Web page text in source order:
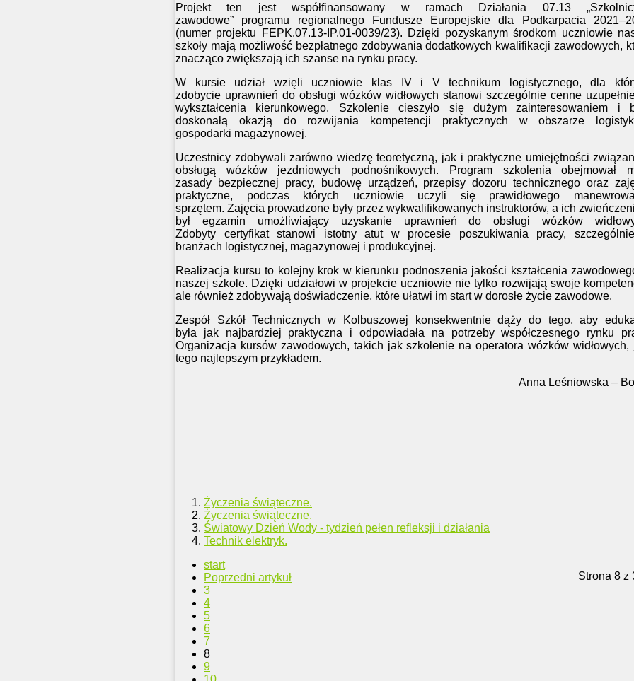
Projekt ten jest współfinansowany w ramach Działania 07.13
zawodowe” programu regionalnego Fundusze Europejskie dla Podkarpacia
(numer projektu FEPK.07.13-IP.01-0039/23). Dzięki pozyskanym środkom uczniowie
szkoły mają możliwość bezpłatnego zdobywania dodatkowych kwalifikacji zawodowych,
znacząco zwiększają ich szanse na rynku pracy.
W kursie udział wzięli uczniowie klas IV i V technikum logistycznego, dla
zdobycie uprawnień do obsługi wózków widłowych stanowi szczególnie cenne
wykształcenia kierunkowego. Szkolenie cieszyło się dużym zainteresowaniem i
doskonałą okazją do rozwijania kompetencji praktycznych w obszarze
gospodarki magazynowej.
Uczestnicy zdobywali zarówno wiedzę teoretyczną, jak i praktyczne umiejętności
obsługą wózków jezdniowych podnośnikowych. Program szkolenia obejmował
zasady bezpiecznej pracy, budowę urządzeń, przepisy dozoru technicznego oraz
praktyczne, podczas których uczniowie uczyli się prawidłowego
sprzętem. Zajęcia prowadzone były przez wykwalifikowanych instruktorów, a ich
był egzamin umożliwiający uzyskanie uprawnień do obsługi wózków
Zdobyty certyfikat stanowi istotny atut w procesie poszukiwania pracy,
branżach logistycznej, magazynowej i produkcyjnej.
Realizacja kursu to kolejny krok w kierunku podnoszenia jakości kształcenia
naszej szkole. Dzięki udziałowi w projekcie uczniowie nie tylko rozwijają swoje
ale również zdobywają doświadczenie, które ułatwi im start w dorosłe życie zawodowe.
Zespół Szkół Technicznych w Kolbuszowej konsekwentnie dąży do tego, aby
była jak najbardziej praktyczna i odpowiadała na potrzeby współczesnego rynku
Organizacja kursów zawodowych, takich jak szkolenie na operatora wózków widłowych,
tego najlepszym przykładem.
Anna Leśniowska –
Życzenia świąteczne.
Życzenia świąteczne.
Światowy Dzień Wody - tydzień pełen refleksji i działania
Technik elektryk.
Strona 8 z
start
Poprzedni artykuł
3
4
5
6
7
8
9